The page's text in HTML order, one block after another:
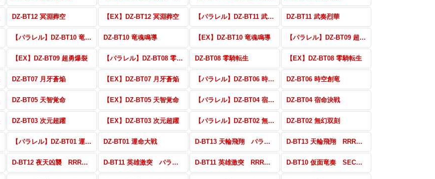
DZ-BT12 冥淵葬空 【EX】DZ-BT12 冥淵葬空 【パラレル】DZ-BT11 武奏烈華 DZ-BT11 武奏烈華
【パラレル】DZ-BT10 竜魂鳴導 DZ-BT10 竜魂鳴導 【EX】DZ-BT10 竜魂鳴導 【パラレル】DZ-BT09 超勇爆裂
【EX】DZ-BT09 超勇爆裂 【パラレル】DZ-BT08 零騎転生 DZ-BT08 零騎転生 【EX】DZ-BT08 零騎転生
DZ-BT07 月牙蒼焔 【EX】DZ-BT07 月牙蒼焔 【パラレル】DZ-BT06 時空創竜 DZ-BT06 時空創竜
DZ-BT05 天智覚命 【EX】DZ-BT05 天智覚命 【パラレル】DZ-BT04 宿命決戦 DZ-BT04 宿命決戦
DZ-BT03 次元超躍 【EX】DZ-BT03 次元超躍 【パラレル】DZ-BT02 無幻双刻 DZ-BT02 無幻双刻
【パラレル】DZ-BT01 運命大戦 DZ-BT01 運命大戦 D-BT13 天輪飛翔 パラレル・EX D-BT13 天輪飛翔 RRR・RR・R・C
D-BT12 夜天凶襲 RRR・RR・R・C D-BT11 英雄激突 パラレル・EX D-BT11 英雄激突 RRR・RR・R・C D-BT10 仮面竜奏 SEC・FFR・FR・EX